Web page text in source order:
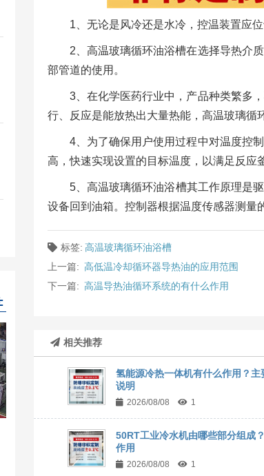
1、无论是风冷还是水冷，控温装置应
2、高温玻璃循环油浴槽在选择导热介
部管道的使用。
3、在化学医药行业中，产品种类繁多
行、反应是能放热出大量热能，高温玻璃循
4、为了确保用户使用过程中对温度控
高，快速实现设置的目标温度，以满足反应
5、高温玻璃循环油浴槽其工作原理是
设备回到油箱。控制器根据温度传感器测量
标签: 高温玻璃循环油浴槽
上一篇: 高低温冷却循环器导热油的应用范围
下一篇: 高温导热油循环系统的有什么作用
相关推荐
氢能源冷热一体机有什么作用？主
说明
2026/08/08 1
50RT工业冷水机由哪些部分组成
作用
2026/08/08 1